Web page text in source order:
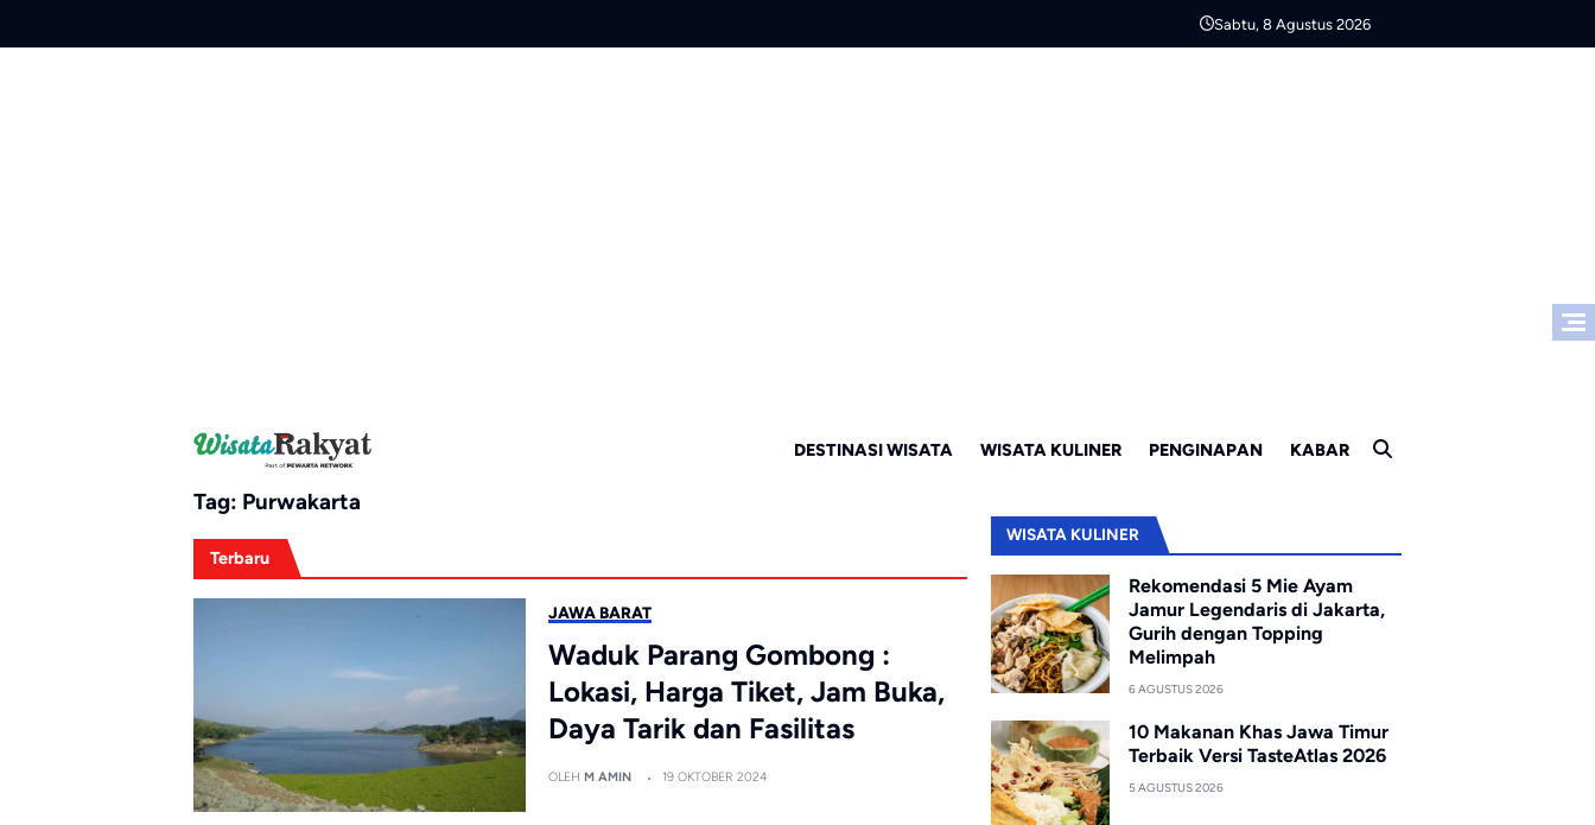
Sabtu, 8 Agustus 2026
DESTINASI WISATA WISATA KULINER PENGINAPAN KABAR
Tag: Purwakarta
Terbaru
JAWA BARAT
Waduk Parang Gombong :
Lokasi, Harga Tiket, Jam Buka,
Daya Tarik dan Fasilitas
OLEH M AMIN 19 OKTOBER 2024
WISATA KULINER
Rekomendasi 5 Mie Ayam
Jamur Legendaris di Jakarta,
Gurih dengan Topping
Melimpah
6 AGUSTUS 2026
10 Makanan Khas Jawa Timur
Terbaik Versi TasteAtlas 2026
5 AGUSTUS 2026